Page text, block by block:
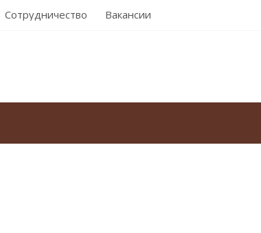
Сотрудничество Вакансии